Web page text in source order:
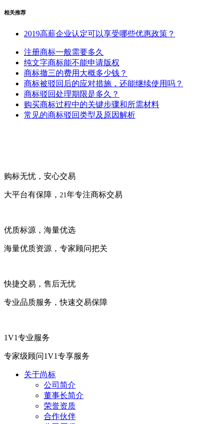
相关推荐
2019高薪企业认定可以享受哪些优惠政策？
注册商标一般需要多久
纯文字商标能不能申请版权
商标撤三的费用大概多少钱？
商标被驳回后的应对措施，还能继续使用吗？
商标驳回处理期限是多久？
购买商标过程中的关键步骤和所需材料
常见的商标驳回类型及原因解析
购标无忧，安心交易
大平台有保障， 21 年专注商标交易
优质标源，海量优选
海量优质资源，专家顾问把关
快捷交易，售后无忧
专业品质服务，快速交易保障
1V1专业服务
专家级顾问1V1专享服务
关于尚标
公司简介
董事长简介
荣誉资质
合作伙伴